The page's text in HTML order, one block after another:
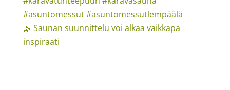
🌿 Saunan suunnittelu voi alkaa vaikkapa
inspiraati